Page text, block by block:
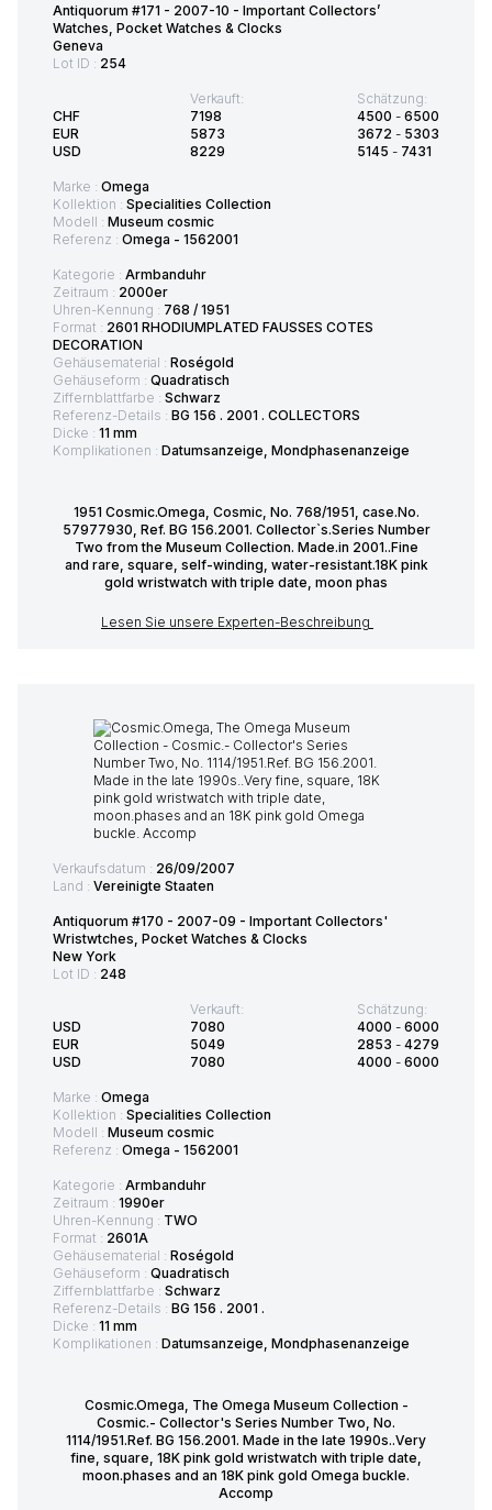
Antiquorum #171 - 2007-10 - Important Collectors’
Watches, Pocket Watches & Clocks
Geneva
Lot ID : 254
CHF
EUR
USD
Verkauft:
7198
5873
8229
Schätzung:
4500 - 6500
3672 - 5303
5145 - 7431
Marke : Omega
Kollektion : Specialities Collection
Modell : Museum cosmic
Referenz : Omega - 1562001
Kategorie : Armbanduhr
Zeitraum : 2000er
Uhren-Kennung : 768 / 1951
Format : 2601 RHODIUMPLATED FAUSSES COTES
DECORATION
Gehäusematerial : Roségold
Gehäuseform : Quadratisch
Ziffernblattfarbe : Schwarz
Referenz-Details : BG 156 . 2001 . COLLECTORS
Dicke : 11 mm
Komplikationen : Datumsanzeige, Mondphasenanzeige
1951 Cosmic.Omega, Cosmic, No. 768/1951, case.No.
57977930, Ref. BG 156.2001. Collector`s.Series Number
Two from the Museum Collection. Made.in 2001..Fine
and rare, square, self-winding, water-resistant.18K pink
gold wristwatch with triple date, moon phas
Lesen Sie unsere Experten-Beschreibung
Verkaufsdatum : 26/09/2007
Land : Vereinigte Staaten
Antiquorum #170 - 2007-09 - Important Collectors'
Wristwtches, Pocket Watches & Clocks
New York
Lot ID : 248
USD
EUR
USD
Verkauft:
7080
5049
7080
Schätzung:
4000 - 6000
2853 - 4279
4000 - 6000
Marke : Omega
Kollektion : Specialities Collection
Modell : Museum cosmic
Referenz : Omega - 1562001
Kategorie : Armbanduhr
Zeitraum : 1990er
Uhren-Kennung : TWO
Format : 2601A
Gehäusematerial : Roségold
Gehäuseform : Quadratisch
Ziffernblattfarbe : Schwarz
Referenz-Details : BG 156 . 2001 .
Dicke : 11 mm
Komplikationen : Datumsanzeige, Mondphasenanzeige
Cosmic.Omega, The Omega Museum Collection -
Cosmic.- Collector's Series Number Two, No.
1114/1951.Ref. BG 156.2001. Made in the late 1990s..Very
fine, square, 18K pink gold wristwatch with triple date,
moon.phases and an 18K pink gold Omega buckle.
Accomp